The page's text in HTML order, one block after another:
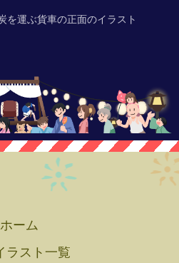
を運ぶ貨車の正面のイラスト
ホーム
ラスト一覧